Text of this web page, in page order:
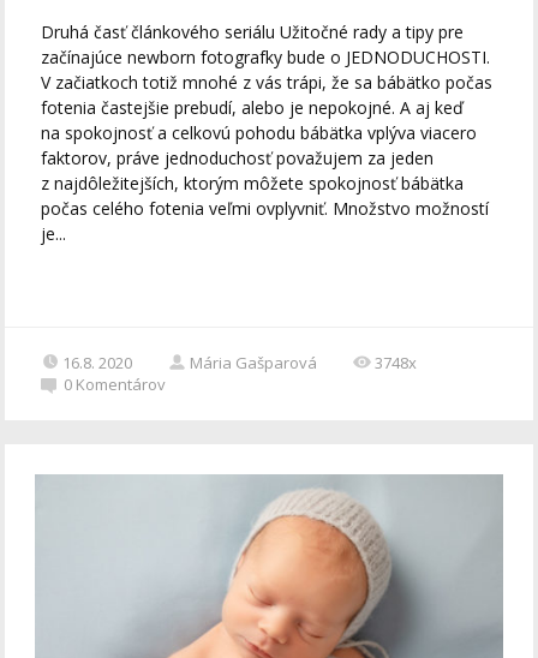
Druhá časť článkového seriálu Užitočné rady a tipy pre
začínajúce newborn fotografky bude o JEDNODUCHOSTI.
V začiatkoch totiž mnohé z vás trápi, že sa bábätko počas
fotenia častejšie prebudí, alebo je nepokojné. A aj keď
na spokojnosť a celkovú pohodu bábätka vplýva viacero
faktorov, práve jednoduchosť považujem za jeden
z najdôležitejších, ktorým môžete spokojnosť bábätka
počas celého fotenia veľmi ovplyvniť. Množstvo možností
je...
16.8. 2020 Mária Gašparová
3748x
0 Komentárov